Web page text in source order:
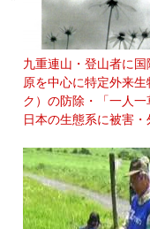
九重連山・登山者に
原を中心に特定外来
ク）の防除・「一人
日本の生態系に被害